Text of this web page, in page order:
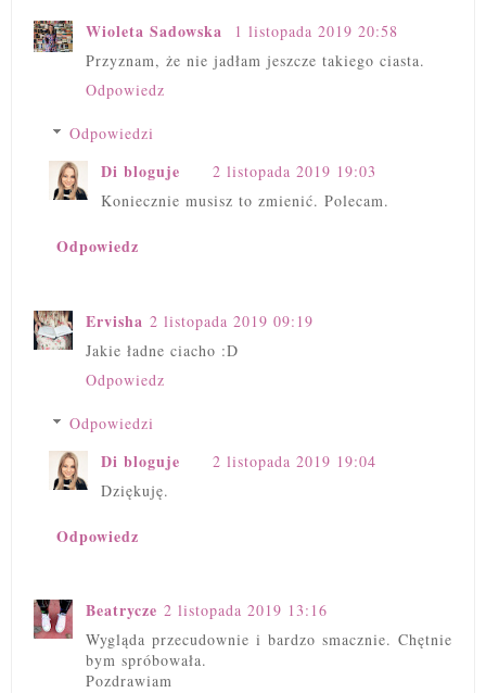
Wioleta Sadowska
1 listopada 2019 20:58
Przyznam, że nie jadłam jeszcze takiego ciasta.
Odpowiedz
Odpowiedzi
Di bloguje
2 listopada 2019 19:03
Koniecznie musisz to zmienić. Polecam.
Odpowiedz
Ervisha 2 listopada 2019 09:19
Jakie ładne ciacho :D
Odpowiedz
Odpowiedzi
Di bloguje
2 listopada 2019 19:04
Dziękuję.
Odpowiedz
Beatrycze 2 listopada 2019 13:16
Wygląda przecudownie i bardzo smacznie. Chętnie
bym spróbowała.
Pozdrawiam